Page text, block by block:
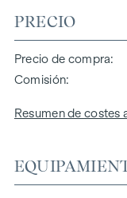
PRECIO
Precio de compra
Comisión
Resumen de costes